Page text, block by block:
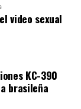
video sexual
KC-390
brasileña